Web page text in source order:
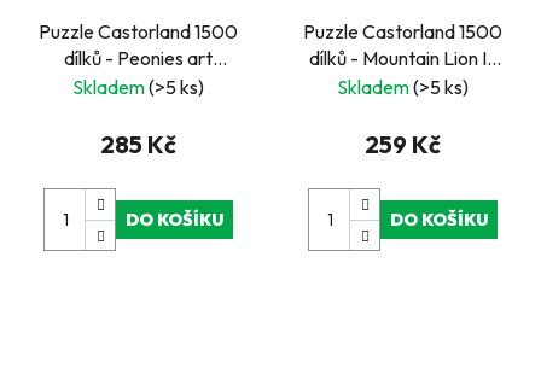
Puzzle Castorland 1500
dílků - Peonies art
Collection
Skladem(>5 ks)
285 Kč
DO KOŠÍKU
Puzzle Castorland 1500
dílků - Mountain Lion In
The Forest
Skladem(>5 ks)
259 Kč
DO KOŠÍKU